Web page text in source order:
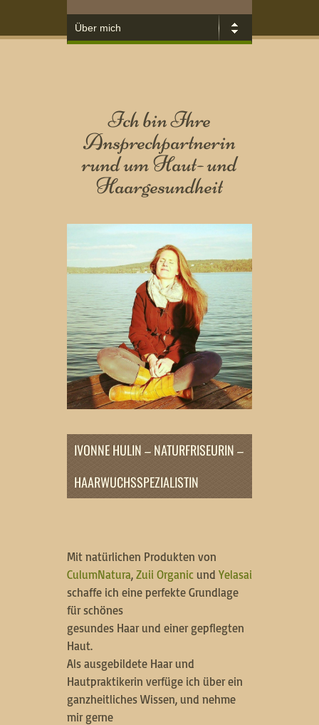
Ich bin Ihre
Ansprechpartnerin
rund um Haut- und
Haargesundheit
IVONNE HULIN – NATURFRISEURIN –
HAARWUCHSSPEZIALISTIN
Mit natürlichen Produkten von
CulumNatura, Zuii Organic und Yelasai
schaffe ich eine perfekte Grundlage
für schönes
gesundes Haar und einer gepflegten
Haut.
Als ausgebildete Haar und
Hautpraktikerin verfüge ich über ein
ganzheitliches Wissen, und nehme
mir gerne